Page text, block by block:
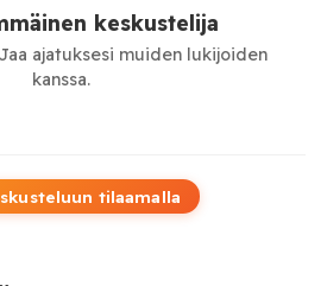
keskustelija
ajatuksesi muiden lukijoiden
kanssa.
tilaamalla